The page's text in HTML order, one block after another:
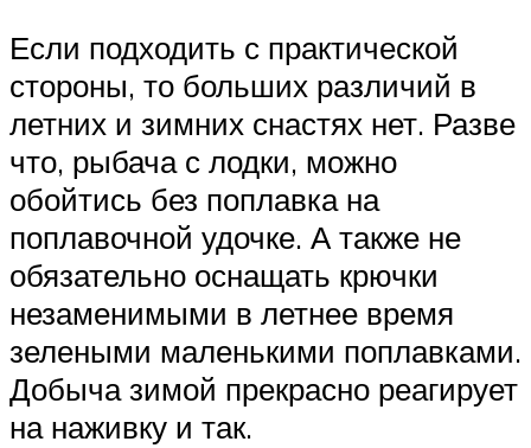
Если подходить с практической
стороны, то больших различий в
летних и зимних снастях нет. Разве
что, рыбача с лодки, можно
обойтись без поплавка на
поплавочной удочке. А также не
обязательно оснащать крючки
незаменимыми в летнее время
зелеными маленькими поплавками.
Добыча зимой прекрасно реагирует
на наживку и так.